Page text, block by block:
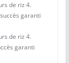
de riz 4.
garanti
de riz 4.
garanti